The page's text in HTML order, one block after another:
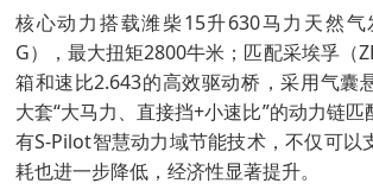
核心动力搭载潍柴15升630马力天然气
G），最大扭矩2800牛米；匹配采埃孚（
箱和速比2.643的高效驱动桥，采用气囊
大套“大马力、直接挡+小速比”的动力链
有S-Pilot智慧动力域节能技术，不仅可以
耗也进一步降低，经济性显著提升。